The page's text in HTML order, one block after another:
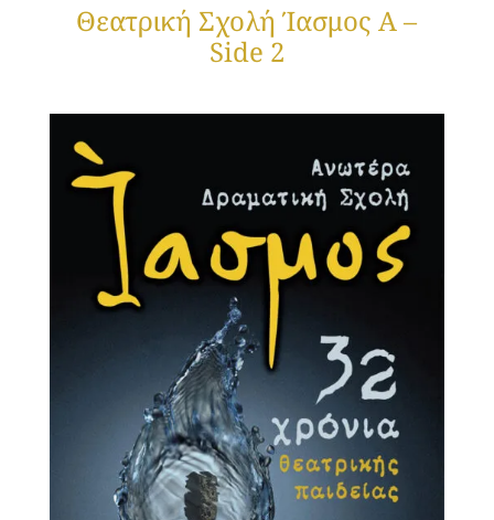
Θεατρική Σχολή Ίασμος Α –
Side 2